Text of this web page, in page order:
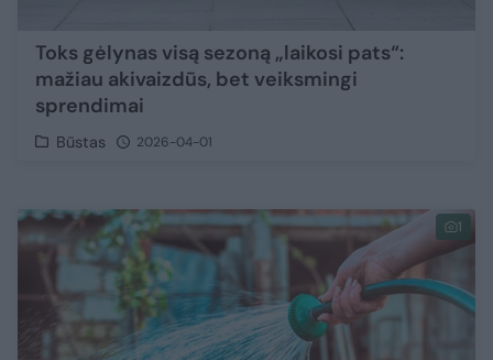
Toks gėlynas visą sezoną „laikosi pats“:
mažiau akivaizdūs, bet veiksmingi
sprendimai
Būstas 2026-04-01
1